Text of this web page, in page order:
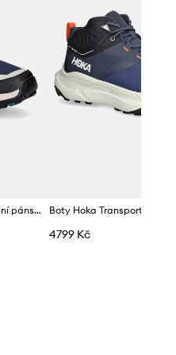
adidas TERREX boty sportovní pánské Skychaser AX5 Boty Hoka Transport Hike
4799 Kč